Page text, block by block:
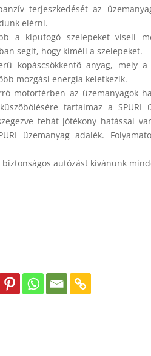
terjeszkedését az
elérni.
a kipufogó szelepeket viseli
segít, hogy kíméli a szelepeket.
kopáscsökkentõ anyag, mely
mozgási energia keletkezik.
motortérben az üzemanyagok
tartalmaz a SPURI
tehát jótékony hatással
üzemanyag adalék.
autózást kívánunk